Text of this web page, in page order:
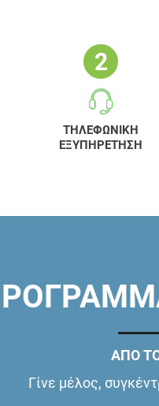
ΤΗΛΕΦΩΝΙΚΗ
ΕΞΥΠΗΡΕΤΗΣΗ
ΑΠΟ ΤΟ
Γίνε μέλος,